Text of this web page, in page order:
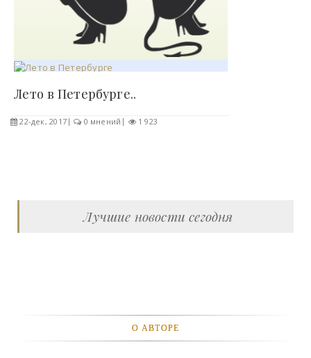
Лето в Петербурге..
22-дек, 2017 0 мнений 1 923
Лучшие новости сегодня
О АВТОРЕ